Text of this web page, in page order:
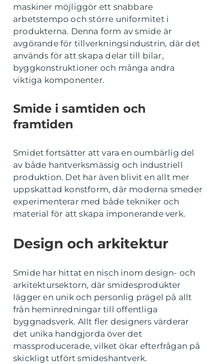
maskiner möjliggör ett snabbare
arbetstempo och större uniformitet i
produkterna. Denna form av smide är
avgörande för tillverkningsindustrin, där det
används för att skapa delar till bilar,
byggkonstruktioner och många andra
viktiga komponenter.
Smide i samtiden och
framtiden
Smidet fortsätter att vara en oumbärlig del
av både hantverksmässig och industriell
produktion. Det har även blivit en allt mer
uppskattad konstform, där moderna smeder
experimenterar med både tekniker och
material för att skapa imponerande verk.
Design och arkitektur
Smide har hittat en nisch inom design- och
arkitektursektorn, där smidesprodukter
lägger en unik och personlig prägel på allt
från heminredningar till offentliga
byggnadsverk. Allt fler designers värderar
det unika handgjorda över det
massproducerade, vilket ökar efterfrågan på
skickligt utfört smideshantverk.